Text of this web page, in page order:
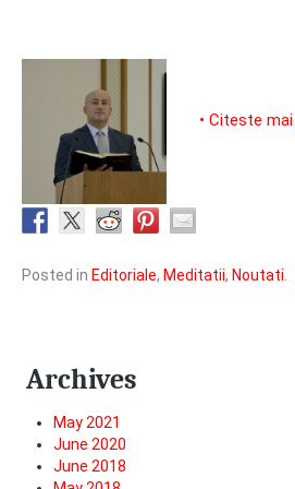
• Citeste
Posted in Editoriale, Meditatii, Noutati
Archives
May 2021
June 2020
June 2018